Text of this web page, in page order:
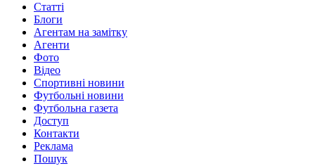
Статті
Блоги
Агентам на замітку
Агенти
Фото
Відео
Спортивні новини
Футбольні новини
Футбольна газета
Доступ
Контакти
Реклама
Пошук